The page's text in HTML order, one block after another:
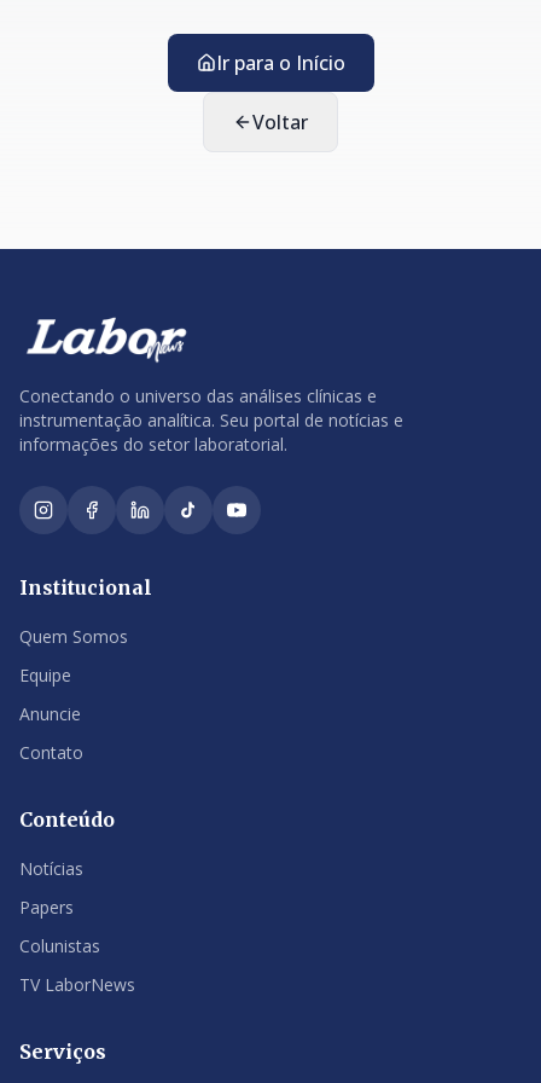
Ir para o Início
Voltar
Conectando o universo das análises clínicas e
instrumentação analítica. Seu portal de notícias e
informações do setor laboratorial.
Institucional
Quem Somos
Equipe
Anuncie
Contato
Conteúdo
Notícias
Papers
Colunistas
TV LaborNews
Serviços